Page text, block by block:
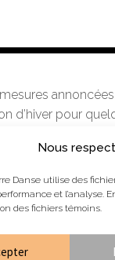
Nous
Danse utilise des
et l’analyse.
des fichiers témoins.
d’hiver pour
connue, nous
sachez que,
serait proposée.
et en cette